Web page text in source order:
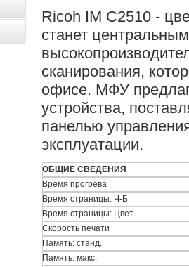
Ricoh IM C2510 -
станет
сканирования,
офисе. МФУ
устройства,
панелью
эксплуатации.
ОБЩИЕ СВЕДЕНИЯ
Время прогрева
Время страницы: Ч-Б
Время страницы: Цвет
Скорость печати
Память: станд.
Память: макс.